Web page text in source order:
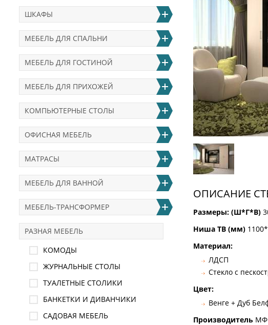
ОПИСАНИЕ
Размеры: (Ш*Г*В)
Ниша ТВ (мм)
Материал:
ЛДСП
Стекло с
Цвет:
Венге + Дуб
Производитель МФ
ШКАФЫ
МЕБЕЛЬ ДЛЯ СПАЛЬНИ
МЕБЕЛЬ ДЛЯ ГОСТИНОЙ
МЕБЕЛЬ ДЛЯ ПРИХОЖЕЙ
КОМПЬЮТЕРНЫЕ СТОЛЫ
ОФИСНАЯ МЕБЕЛЬ
МАТРАСЫ
МЕБЕЛЬ ДЛЯ ВАННОЙ
МЕБЕЛЬ-ТРАНСФОРМЕР
РАЗНАЯ МЕБЕЛЬ
КОМОДЫ
ЖУРНАЛЬНЫЕ СТОЛЫ
ТУАЛЕТНЫЕ СТОЛИКИ
БАНКЕТКИ И ДИВАНЧИКИ
САДОВАЯ МЕБЕЛЬ